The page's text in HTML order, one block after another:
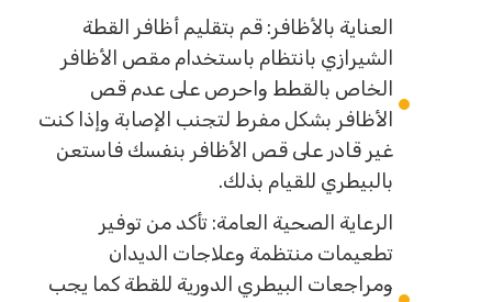
العناية بالأظافر: قم بتقليم أظافر القطة
الشيرازي بانتظام باستخدام مقص الأظافر
الخاص بالقطط واحرص على عدم قص
الأظافر بشكل مفرط لتجنب الإصابة وإذا كنت
غير قادر على قص الأظافر بنفسك فاستعن
بالبيطري للقيام بذلك.
الرعاية الصحية العامة: تأكد من توفير
تطعيمات منتظمة وعلاجات الديدان
ومراجعات البيطري الدورية للقطة كما يجب